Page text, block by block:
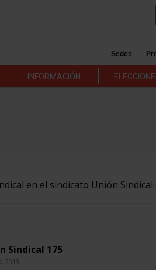
Sedes
INFORMACIÓN
en el sindicato Unión Sindical
Sindical 175
2018